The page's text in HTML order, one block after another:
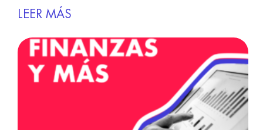
LEER MÁS